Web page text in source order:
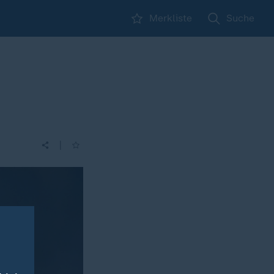
Merkliste Suche